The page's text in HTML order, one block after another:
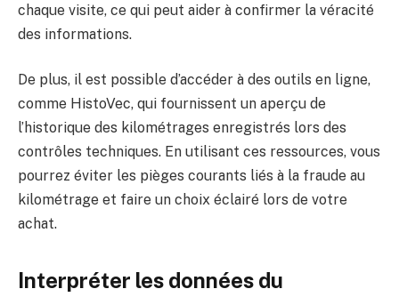
chaque visite, ce qui peut aider à confirmer la véracité
des informations.
De plus, il est possible d’accéder à des outils en ligne,
comme HistoVec, qui fournissent un aperçu de
l’historique des kilométrages enregistrés lors des
contrôles techniques. En utilisant ces ressources, vous
pourrez éviter les pièges courants liés à la fraude au
kilométrage et faire un choix éclairé lors de votre
achat.
Interpréter les données du